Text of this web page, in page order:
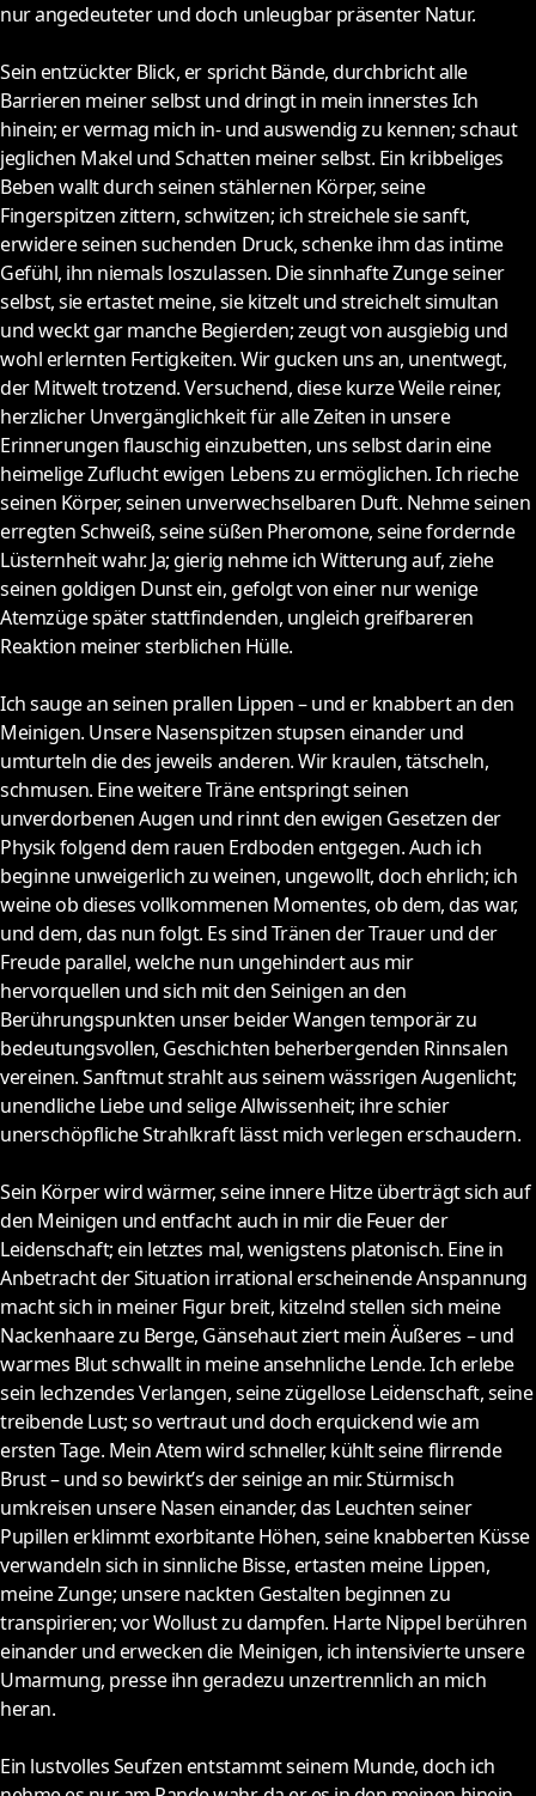
nur angedeuteter und doch unleugbar präsenter Natur.
Sein entzückter Blick, er spricht Bände, durchbricht alle
Barrieren meiner selbst und dringt in mein innerstes Ich
hinein; er vermag mich in- und auswendig zu kennen; schaut
jeglichen Makel und Schatten meiner selbst. Ein kribbeliges
Beben wallt durch seinen stählernen Körper, seine
Fingerspitzen zittern, schwitzen; ich streichele sie sanft,
erwidere seinen suchenden Druck, schenke ihm das intime
Gefühl, ihn niemals loszulassen. Die sinnhafte Zunge seiner
selbst, sie ertastet meine, sie kitzelt und streichelt simultan
und weckt gar manche Begierden; zeugt von ausgiebig und
wohl erlernten Fertigkeiten. Wir gucken uns an, unentwegt,
der Mitwelt trotzend. Versuchend, diese kurze Weile reiner,
herzlicher Unvergänglichkeit für alle Zeiten in unsere
Erinnerungen flauschig einzubetten, uns selbst darin eine
heimelige Zuflucht ewigen Lebens zu ermöglichen. Ich rieche
seinen Körper, seinen unverwechselbaren Duft. Nehme seinen
erregten Schweiß, seine süßen Pheromone, seine fordernde
Lüsternheit wahr. Ja; gierig nehme ich Witterung auf, ziehe
seinen goldigen Dunst ein, gefolgt von einer nur wenige
Atemzüge später stattfindenden, ungleich greifbareren
Reaktion meiner sterblichen Hülle.
Ich sauge an seinen prallen Lippen – und er knabbert an den
Meinigen. Unsere Nasenspitzen stupsen einander und
umturteln die des jeweils anderen. Wir kraulen, tätscheln,
schmusen. Eine weitere Träne entspringt seinen
unverdorbenen Augen und rinnt den ewigen Gesetzen der
Physik folgend dem rauen Erdboden entgegen. Auch ich
beginne unweigerlich zu weinen, ungewollt, doch ehrlich; ich
weine ob dieses vollkommenen Momentes, ob dem, das war,
und dem, das nun folgt. Es sind Tränen der Trauer und der
Freude parallel, welche nun ungehindert aus mir
hervorquellen und sich mit den Seinigen an den
Berührungspunkten unser beider Wangen temporär zu
bedeutungsvollen, Geschichten beherbergenden Rinnsalen
vereinen. Sanftmut strahlt aus seinem wässrigen Augenlicht;
unendliche Liebe und selige Allwissenheit; ihre schier
unerschöpfliche Strahlkraft lässt mich verlegen erschaudern.
Sein Körper wird wärmer, seine innere Hitze überträgt sich auf
den Meinigen und entfacht auch in mir die Feuer der
Leidenschaft; ein letztes mal, wenigstens platonisch. Eine in
Anbetracht der Situation irrational erscheinende Anspannung
macht sich in meiner Figur breit, kitzelnd stellen sich meine
Nackenhaare zu Berge, Gänsehaut ziert mein Äußeres – und
warmes Blut schwallt in meine ansehnliche Lende. Ich erlebe
sein lechzendes Verlangen, seine zügellose Leidenschaft, seine
treibende Lust; so vertraut und doch erquickend wie am
ersten Tage. Mein Atem wird schneller, kühlt seine flirrende
Brust – und so bewirkt’s der seinige an mir. Stürmisch
umkreisen unsere Nasen einander, das Leuchten seiner
Pupillen erklimmt exorbitante Höhen, seine knabberten Küsse
verwandeln sich in sinnliche Bisse, ertasten meine Lippen,
meine Zunge; unsere nackten Gestalten beginnen zu
transpirieren; vor Wollust zu dampfen. Harte Nippel berühren
einander und erwecken die Meinigen, ich intensivierte unsere
Umarmung, presse ihn geradezu unzertrennlich an mich
heran.
Ein lustvolles Seufzen entstammt seinem Munde, doch ich